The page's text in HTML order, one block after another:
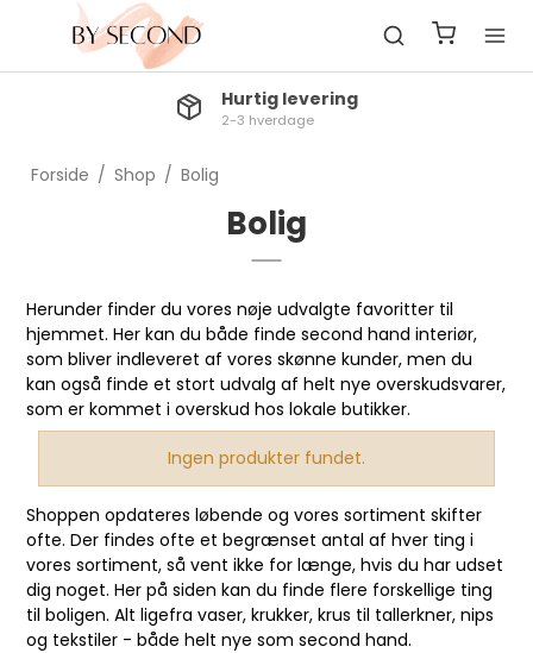
Hurtig levering
2-3 hverdage
Forside / Shop / Bolig
Bolig
Herunder finder du vores nøje udvalgte favoritter til
hjemmet. Her kan du både finde second hand interiør,
som bliver indleveret af vores skønne kunder, men du
kan også finde et stort udvalg af helt nye overskudsvarer,
som er kommet i overskud hos lokale butikker.
Ingen produkter fundet.
Shoppen opdateres løbende og vores sortiment skifter
ofte. Der findes ofte et begrænset antal af hver ting i
vores sortiment, så vent ikke for længe, hvis du har udset
dig noget. Her på siden kan du finde flere forskellige ting
til boligen. Alt ligefra vaser, krukker, krus til tallerkner, nips
og tekstiler - både helt nye som second hand.